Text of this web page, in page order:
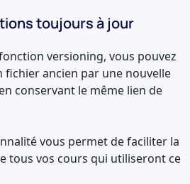
toujours à jour
fonction versioning, vous pouvez
fichier ancien par une nouvelle
conservant le même lien de
vous permet de faciliter la
tous vos cours qui utiliseront ce